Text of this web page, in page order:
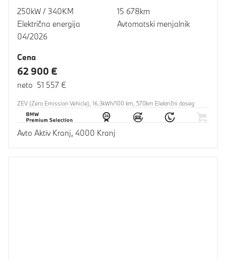
250kW / 340KM
Električna energija
04/2026
15 678km
Avtomatski menjalnik
Cena
62 900 €
neto 51 557 €
ZEV (Zero Emission Vehicle), 16.3kWh/100 km, 570km Električni doseg
Avto Aktiv Kranj, 4000 Kranj